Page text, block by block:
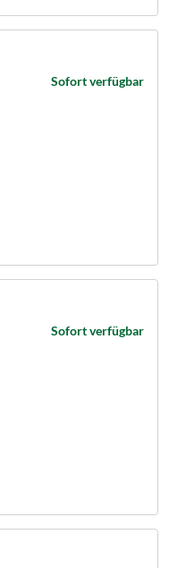
Sofort verfügbar
Sofort verfügbar